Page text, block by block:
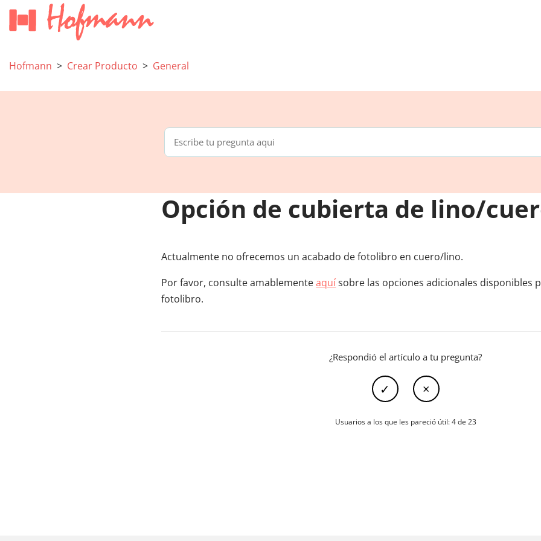
Hofmann Crear Producto General
Opción de cubierta de lino/
Actualmente no ofrecemos un acabado de fotolibro en cuero/lino.
Por favor, consulte amablementeaquísobre las opciones adicionales disponibles
fotolibro.
¿Respondió el artículo a tu pregunta?
Usuarios a los que les pareció útil: 4 de 23